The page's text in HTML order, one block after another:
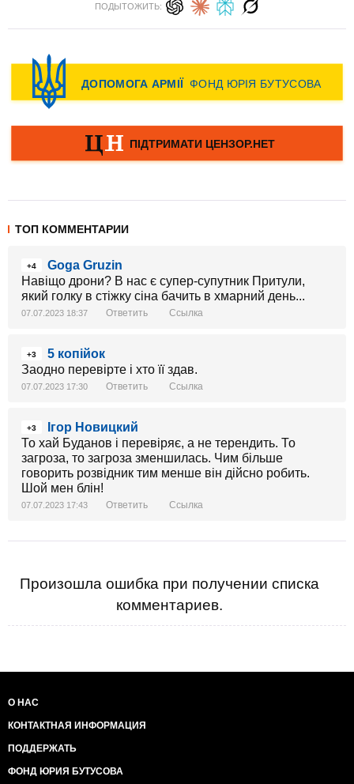
ПОДЫТОЖИТЬ:
ТОП КОММЕНТАРИИ
+4
Goga Gruzin
Навіщо дрони? В нас є супер-супутник Притули,
який голку в стіжку сіна бачить в хмарний день...
07.07.2023 18:37 Ответить Ссылка
+3
5 копійок
Заодно перевірте і хто її здав.
07.07.2023 17:30 Ответить Ссылка
+3
Ігор Новицкий
То хай Буданов і перевіряє, а не терендить. То
загроза, то загроза зменшилась. Чим більше
говорить розвідник тим менше він дійсно робить.
Шой мен блін!
07.07.2023 17:43 Ответить Ссылка
Произошла ошибка при получении списка
комментариев.
О НАС
КОНТАКТНАЯ ИНФОРМАЦИЯ
ПОДДЕРЖАТЬ
ФОНД ЮРИЯ БУТУСОВА